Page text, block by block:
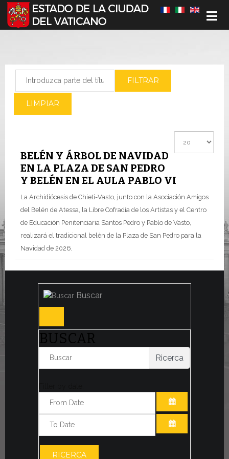
Seleccione su idioma
FILTRAR
LIMPIAR
BELÉN Y ÁRBOL DE NAVIDAD
EN LA PLAZA DE SAN PEDRO
Y BELÉN EN EL AULA PABLO VI
La Archidiócesis de Chieti-Vasto, junto con la Asociación Amigos
del Belén de Atessa, la Libre Cofradía de los Artistas y el Centro
de Educación Penitenciaria Santos Pedro y Pablo de Vasto,
realizará el tradicional belén de la Plaza de San Pedro para la
Navidad de 2026.
Buscar
BUSCAR
Ricerca
ABRIR EL
RICERCA